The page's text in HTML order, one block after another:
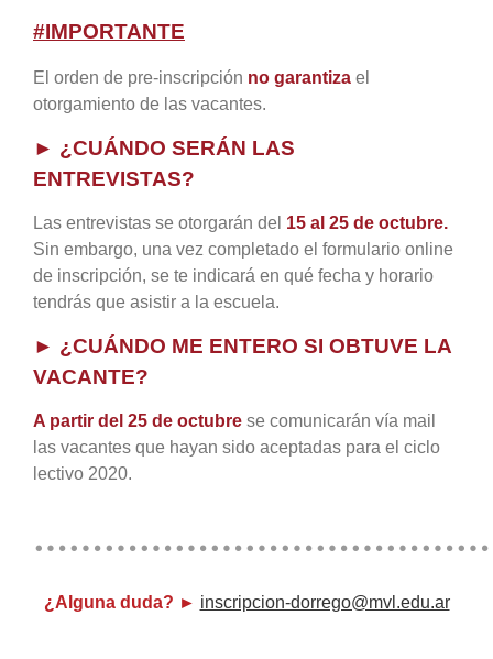
#IMPORTANTE
El orden de pre-inscripción no garantiza el
otorgamiento de las vacantes.
► ¿CUÁNDO SERÁN LAS
ENTREVISTAS?
Las entrevistas se otorgarán del 15 al 25 de octubre.
Sin embargo, una vez completado el formulario online
de inscripción, se te indicará en qué fecha y horario
tendrás que asistir a la escuela.
► ¿CUÁNDO ME ENTERO SI OBTUVE LA
VACANTE?
A partir del 25 de octubre se comunicarán vía mail
las vacantes que hayan sido aceptadas para el ciclo
lectivo 2020.
¿Alguna duda? ► inscripcion-dorrego@mvl.edu.ar